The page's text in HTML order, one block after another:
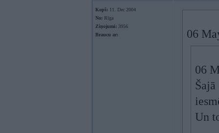
Kopš: 11. Dec 2004
No: Rīga
Ziņojumi: 3956
Braucu ar:
06
06
Un